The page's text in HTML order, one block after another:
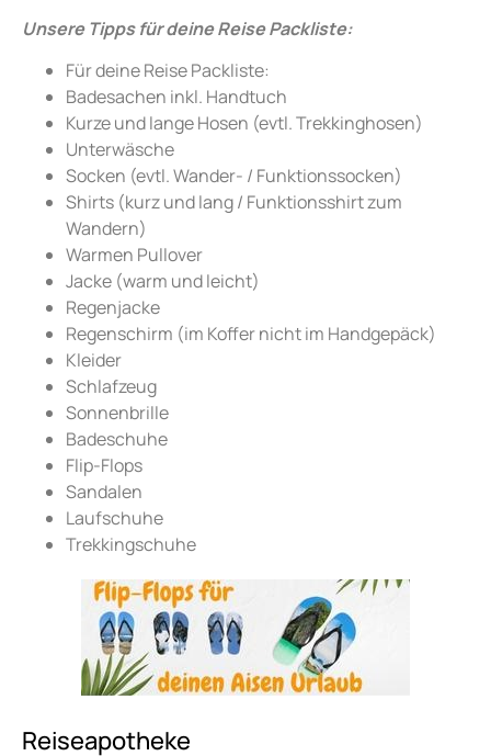
Unsere Tipps für deine Reise Packliste:
Für deine Reise Packliste:
Badesachen inkl. Handtuch
Kurze und lange Hosen (evtl. Trekkinghosen)
Unterwäsche
Socken (evtl. Wander- / Funktionssocken)
Shirts (kurz und lang / Funktionsshirt zum
Wandern)
Warmen Pullover
Jacke (warm und leicht)
Regenjacke
Regenschirm (im Koffer nicht im Handgepäck)
Kleider
Schlafzeug
Sonnenbrille
Badeschuhe
Flip-Flops
Sandalen
Laufschuhe
Trekkingschuhe
Reiseapotheke